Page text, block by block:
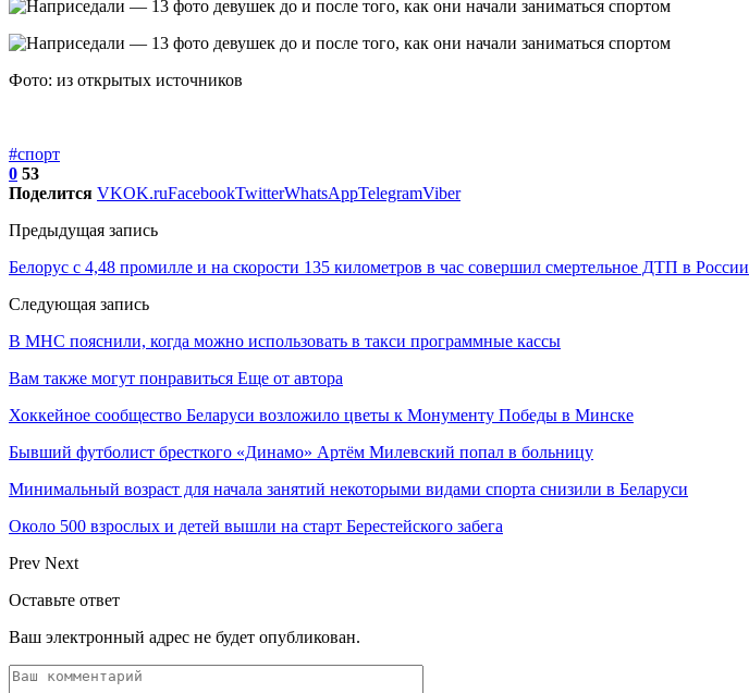
Фото: из открытых источников
#спорт
0 53
Поделится VKOK.ruFacebookTwitterWhatsAppTelegramViber
Предыдущая запись
Белорус с 4,48 промилле и на скорости 135 километров в час совершил смертельное ДТП в России
Следующая запись
В МНС пояснили, когда можно использовать в такси программные кассы
Вам также могут понравиться Еще от автора
Хоккейное сообщество Беларуси возложило цветы к Монументу Победы в Минске
Бывший футболист бресткого «Динамо» Артём Милевский попал в больницу
Минимальный возраст для начала занятий некоторыми видами спорта снизили в Беларуси
Около 500 взрослых и детей вышли на старт Берестейского забега
Prev Next
Оставьте ответ
Ваш электронный адрес не будет опубликован.